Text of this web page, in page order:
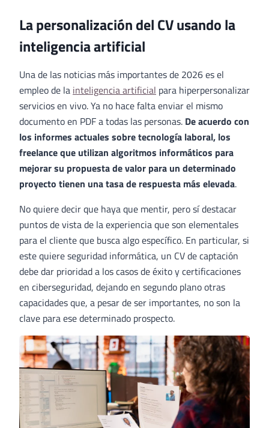
La personalización del CV usando la
inteligencia artificial
Una de las noticias más importantes de 2026 es el
empleo de la inteligenciaartificial para hiperpersonalizar
servicios en vivo. Ya no hace falta enviar el mismo
documento en PDF a todas las personas. De acuerdo con
los informes actuales sobre tecnología laboral, los
freelance que utilizan algoritmos informáticos para
mejorar su propuesta de valor para un determinado
proyecto tienen una tasa de respuesta más elevada.
No quiere decir que haya que mentir, pero sí destacar
puntos de vista de la experiencia que son elementales
para el cliente que busca algo específico. En particular, si
este quiere seguridad informática, un CV de captación
debe dar prioridad a los casos de éxito y certificaciones
en ciberseguridad, dejando en segundo plano otras
capacidades que, a pesar de ser importantes, no son la
clave para ese determinado prospecto.